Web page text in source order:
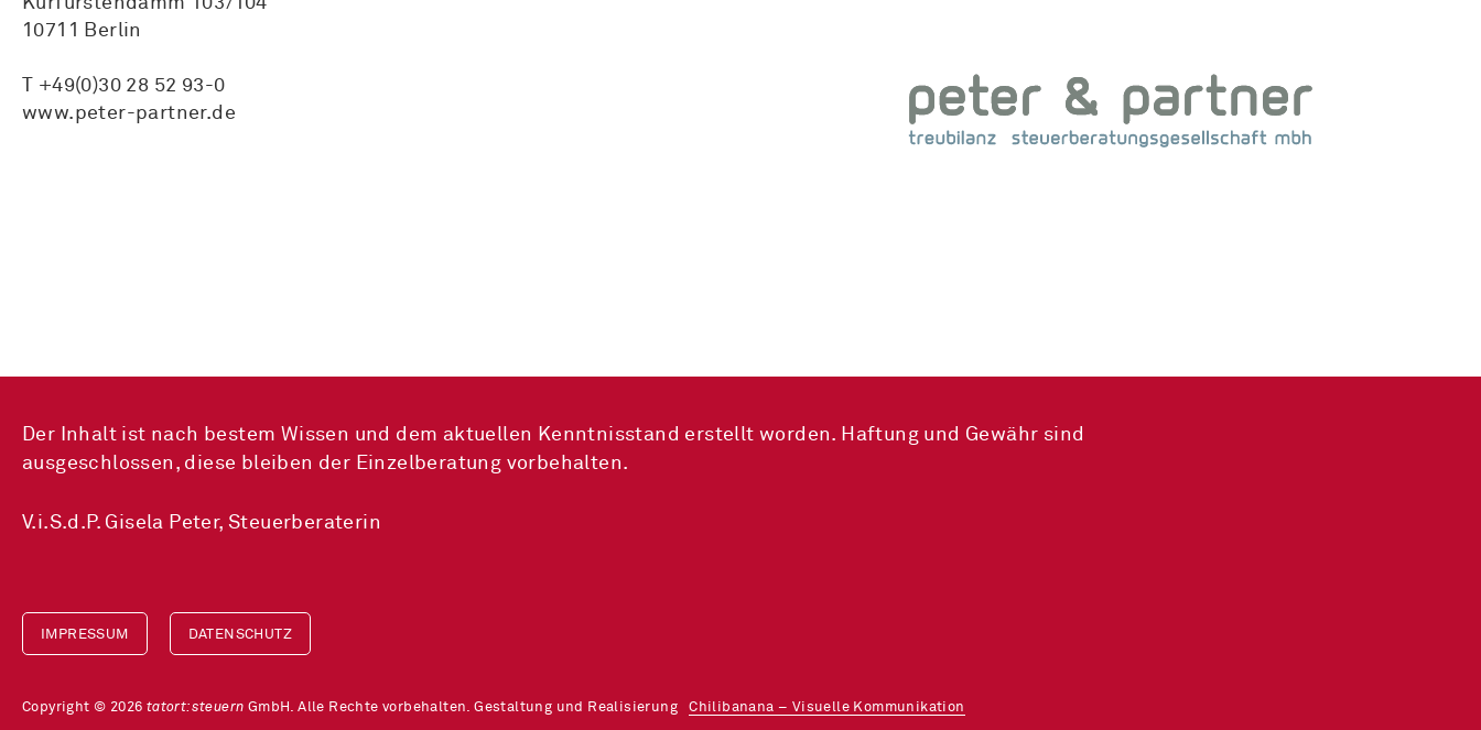
10711 Berlin
T +49(0)30 28 52 93-0
www.peter-partner.de
Der Inhalt ist nach bestem Wissen und dem aktuellen Kenntnisstand erstellt worden. Haftung und Gewähr sind
ausgeschlossen, diese bleiben der Einzelberatung vorbehalten.
V.i.S.d.P. Gisela Peter, Steuerberaterin
IMPRESSUM DATENSCHUTZ
Copyright © 2026 tatort:steuern GmbH. Alle Rechte vorbehalten. Gestaltung und RealisierungChilibanana – Visuelle Kommunikation